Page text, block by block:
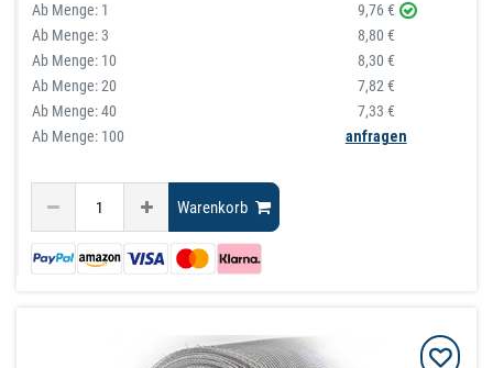
Ab Menge: 1
9,76 €
Ab Menge:3
8,80 €
Ab Menge: 10
8,30 €
Ab Menge:20
7,82 €
Ab Menge:40
7,33 €
Ab Menge: 100
anfragen
Warenkorb